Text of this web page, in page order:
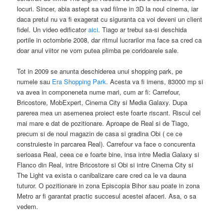
locuri. Sincer, abia astept sa vad filme in 3D la noul cinema, iar
daca pretul nu va fi exagerat cu siguranta ca voi deveni un client
fidel. Un video edificatoraici. Tiago ar trebui sa-si deschida
portile in octombrie 2008, dar ritmul lucrarilor ma face sa cred ca
doar anul viitor ne vom putea plimba pe coridoarele sale.
Tot in 2009 se anunta deschiderea unui shopping park, pe
numele sau Era Shopping Park. Acesta va fi imens, 83000 mp si
va avea in componeneta nume mari, cum ar fi: Carrefour,
Bricostore, MobExpert, Cinema City si Media Galaxy. Dupa
parerea mea un asemenea proiect este foarte riscant. Riscul cel
mai mare e dat de pozitionare. Aproape de Real si de Tiago,
precum si de noul magazin de casa si gradina Obi ( ce ce
construieste in parcarea Real). Carrefour va face o concurenta
serioasa Real, ceea ce e foarte bine, insa intre Media Galaxy si
Flanco din Real, intre Bricostore si Obi si intre Cinema City si
The Light va exista o canibalizare care cred ca le va dauna
tuturor. O pozitionare in zona Episcopia Bihor sau poate in zona
Metro ar fi garantat practic succesul acestei afaceri. Asa, o sa
vedem.